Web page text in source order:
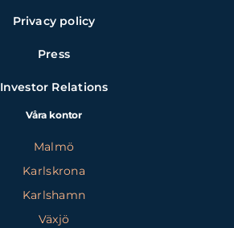
Privacy policy
Press
Investor Relations
Våra kontor
Malmö
Karlskrona
Karlshamn
Växjö